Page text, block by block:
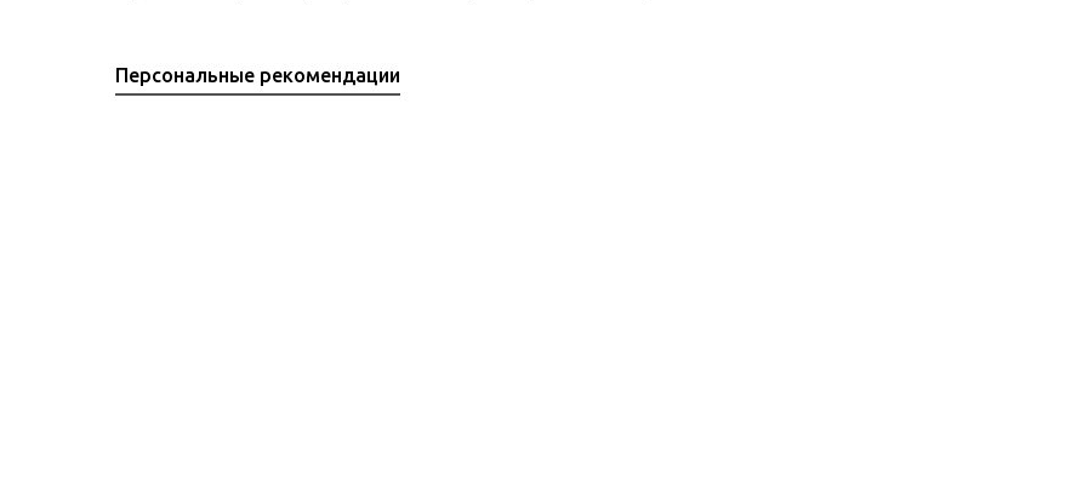
Персональные рекомендации